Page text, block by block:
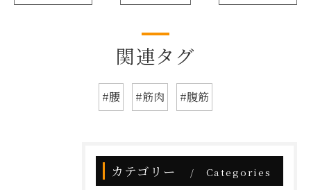
関連タグ
#腰 #筋肉 #腹筋
カテゴリー Categories